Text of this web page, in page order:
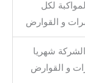
لكل
و القوارض
الشركة شهريا
و القوارض